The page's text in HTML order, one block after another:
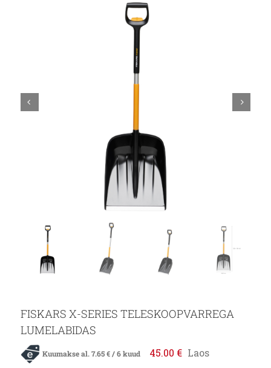
FISKARS X-SERIES TELESKOOPVARREGA
LUMELABIDAS
Kuumakse al.7.65€/ 6 kuud 45.00 € Laos